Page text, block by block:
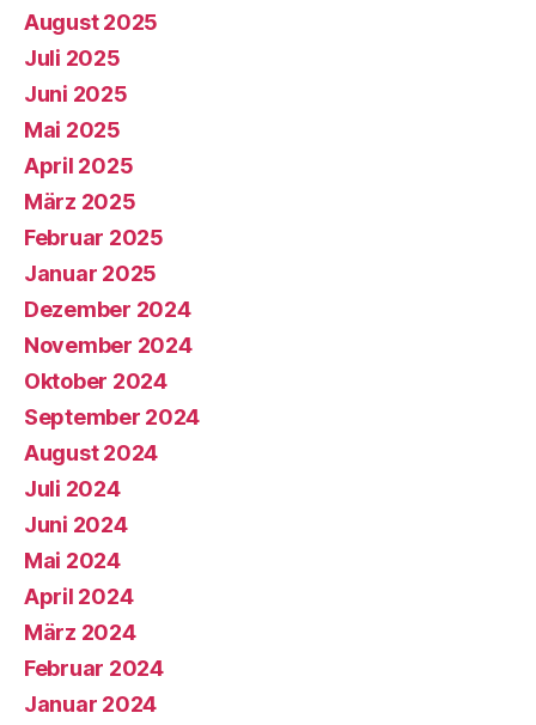
August 2025
Juli 2025
Juni 2025
Mai 2025
April 2025
März 2025
Februar 2025
Januar 2025
Dezember 2024
November 2024
Oktober 2024
September 2024
August 2024
Juli 2024
Juni 2024
Mai 2024
April 2024
März 2024
Februar 2024
Januar 2024